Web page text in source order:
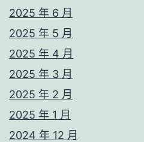
2025 年 6 月
2025 年 5 月
2025 年 4 月
2025 年 3 月
2025 年 2 月
2025 年 1 月
2024 年 12 月